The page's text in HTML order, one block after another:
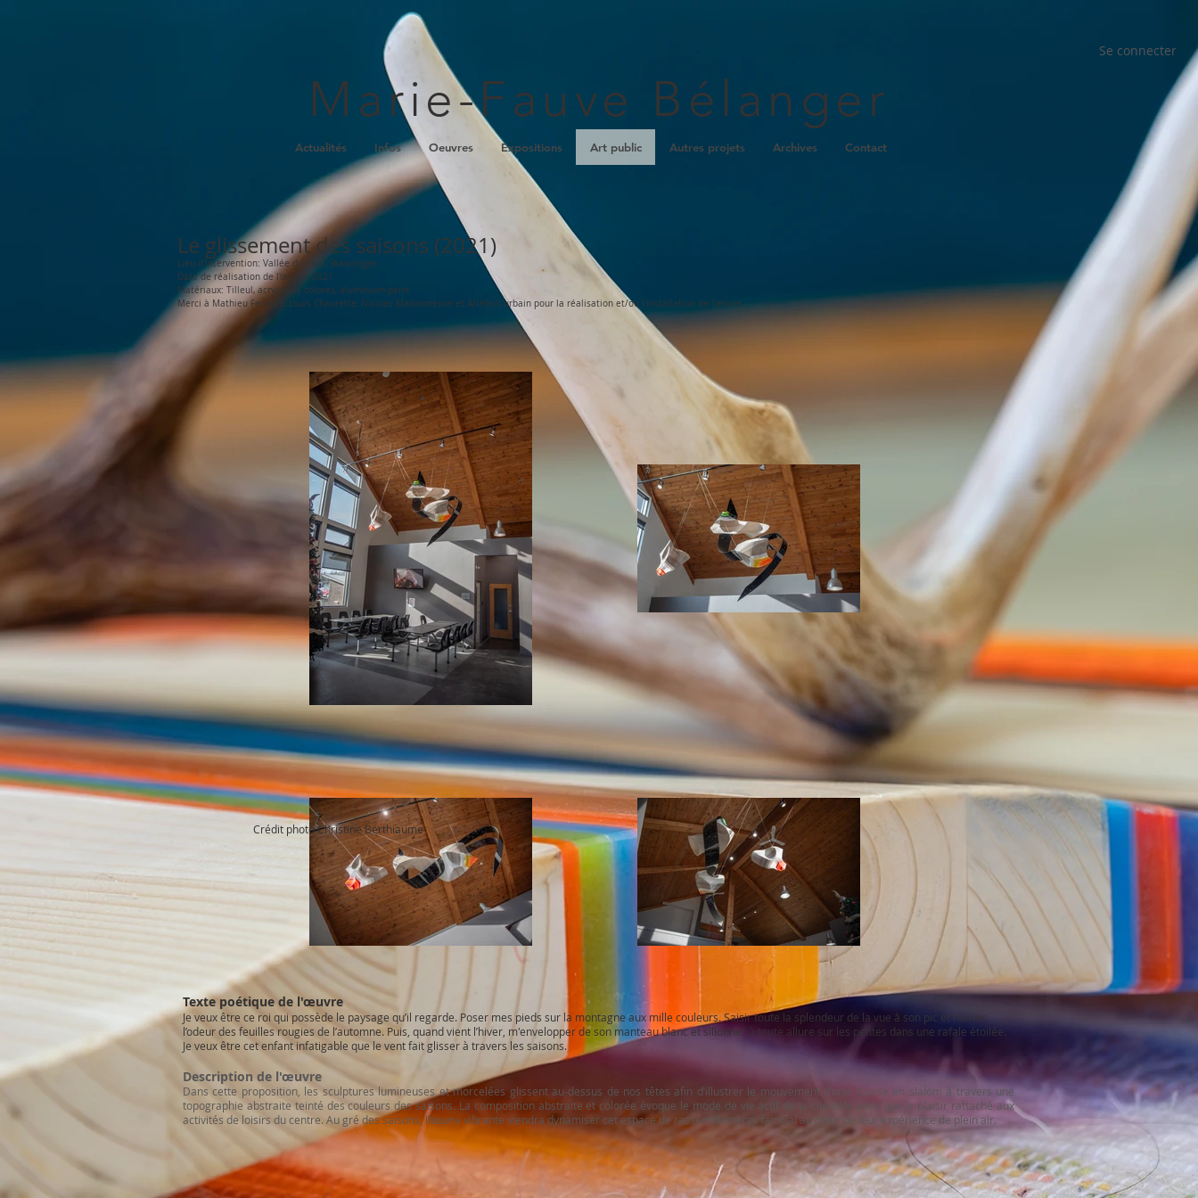
Marie-Fauve Bélanger
Actualités Infos Oeuvres Expositions Art public Autres projets Archives Contact
Se connecter
Le glissement des saisons (2021)
Lieu d'intervention: Vallée du Parc, Shawinigan
Date de réalisation de l'œuvre: 2021
Matériaux: Tilleul, acryliques colorés, aluminium peint
Merci à Mathieu Fecteau, Louis Chaurette, Nicolas Maisonneuve et Artéfact urbain pour la réalisation et/ou l'installation de l'œuvre.
Texte poétique de l'œuvre
Je veux être ce roi qui possède le paysage qu’il regarde. Poser mes pieds sur la montagne aux mille couleurs. Saisir toute la splendeur de la vue à son pic et humer
l’odeur des feuilles rougies de l’automne. Puis, quand vient l’hiver, m'envelopper de son manteau blanc et sillonner à toute allure sur les pentes dans une rafale étoilée.
Je veux être cet enfant infatigable que le vent fait glisser à travers les saisons.
Description de l'œuvre
Dans cette proposition, les sculptures lumineuses et morcelées glissent au-dessus de nos têtes afin d’illustrer le mouvement d’une course en slalom à travers une
topographie abstraite teinté des couleurs des saisons. La composition abstraite et colorée évoque le mode de vie actif de la clientèle ainsi que le plaisir rattaché aux
activités de loisirs du centre. Au gré des saisons, l’œuvre vibrante viendra dynamiser cet espace de rassemblements familial au cœur de leur expérience de plein air.
Crédit photo Christine Berthiaume